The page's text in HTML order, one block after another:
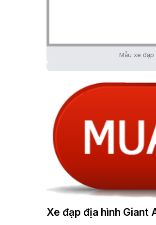
Mẫu xe
Xe đạp địa hình Giant